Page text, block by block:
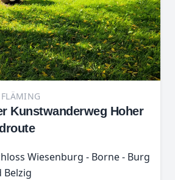
Kunstwanderweg Hoher
Wiesenburg - Borne - Burg
Belzig